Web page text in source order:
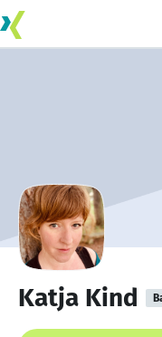
Katja Kind